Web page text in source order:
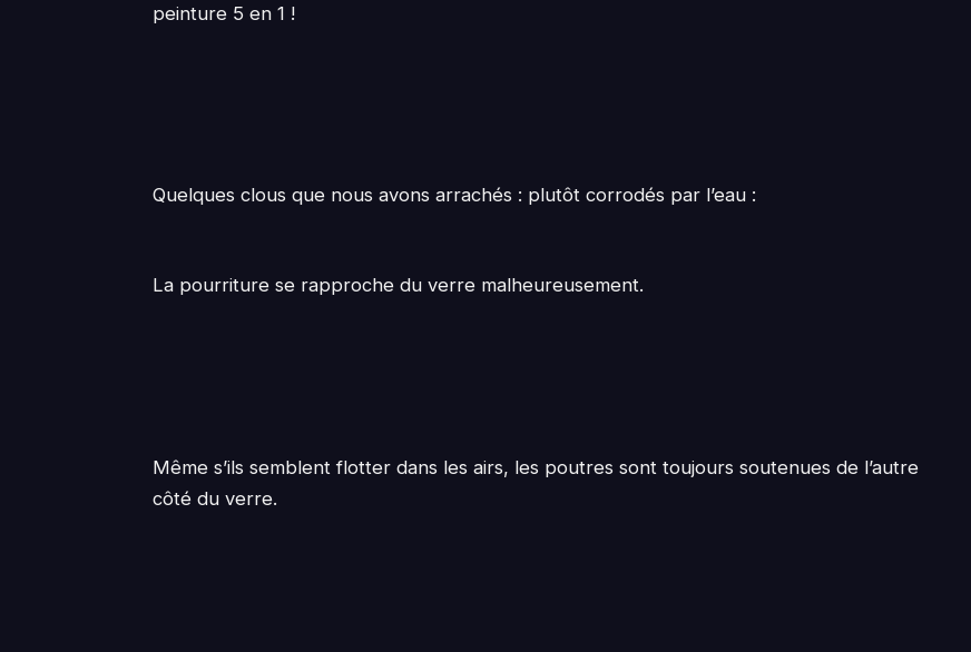
peinture 5 en 1 !
Quelques clous que nous avons arrachés : plutôt corrodés par l’eau :
La pourriture se rapproche du verre malheureusement.
Même s’ils semblent flotter dans les airs, les poutres sont toujours soutenues de l’autre
côté du verre.